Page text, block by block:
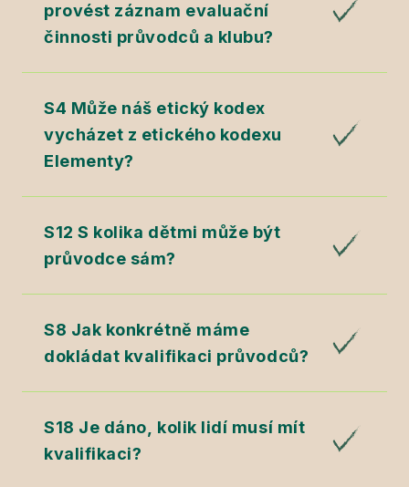
provést záznam evaluační
činnosti průvodců a klubu?
S4 Může náš etický kodex
vycházet z etického kodexu
Elementy?
S12 S kolika dětmi může být
průvodce sám?
S8 Jak konkrétně máme
dokládat kvalifikaci průvodců?
S18 Je dáno, kolik lidí musí mít
kvalifikaci?